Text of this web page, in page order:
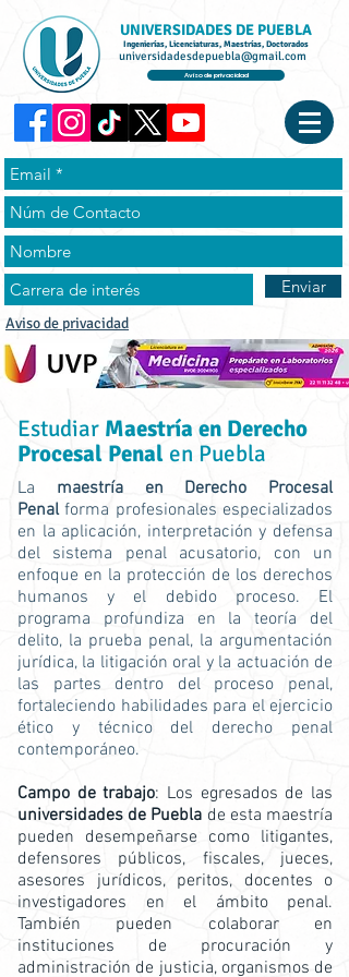
UNIVERSIDADES DE PUEBLA
Ingenierías, Licenciaturas, Maestrías, Doctorados
universidadesdepuebla@gmail.com
Aviso de privacidad
Enviar
Aviso de privacidad
Estudiar Maestría en Derecho
Procesal Penal en Puebla
La maestría en Derecho Procesal
Penalforma profesionales especializados
en la aplicación, interpretación y defensa
del sistema penal acusatorio, con un
enfoque en la protección de los derechos
humanos y el debido proceso. El
programa profundiza en la teoría del
delito, la prueba penal, la argumentación
jurídica, la litigación oral y la actuación de
las partes dentro del proceso penal,
fortaleciendo habilidades para el ejercicio
ético y técnico del derecho penal
contemporáneo.
Campo de trabajo: Los egresados de las
universidades de Puebla de esta maestría
pueden desempeñarse como litigantes,
defensores públicos, fiscales, jueces,
asesores jurídicos, peritos, docentes o
investigadores en el ámbito penal.
También pueden colaborar en
instituciones de procuración y
administración de justicia, organismos de